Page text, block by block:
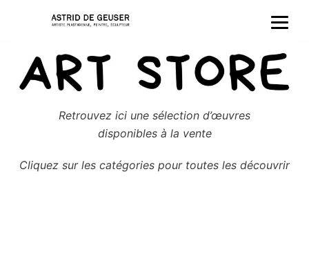
contenu
Retrouvez ici une sélection d’œuvres
disponibles à la vente
Cliquez sur les catégories pour toutes les découvrir